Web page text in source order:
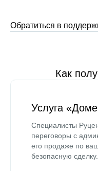
Обратиться в
Как
Услуга
Специалисты
переговоры с
его продаже по
безопасную сделку.